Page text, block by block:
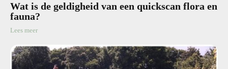
Wat is de geldigheid van een quickscan flora en
fauna?
Lees meer